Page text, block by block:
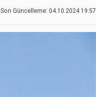
Son Güncelleme: 04.10.2024 19:57